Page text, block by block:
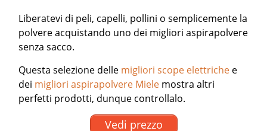
Liberatevi di peli, capelli, pollini o semplicemente la
polvere acquistando uno dei migliori aspirapolvere
senza sacco.
Questa selezione delle migliori scope elettriche e
dei migliori aspirapolvere Miele mostra altri
perfetti prodotti, dunque controllalo.
Vedi prezzo